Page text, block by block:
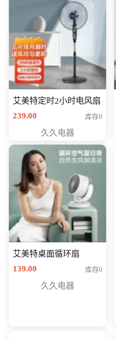
艾美特定时2小时电风扇
239.00
库存0
久久电器
艾美特桌面循环扇
139.00
库存0
久久电器